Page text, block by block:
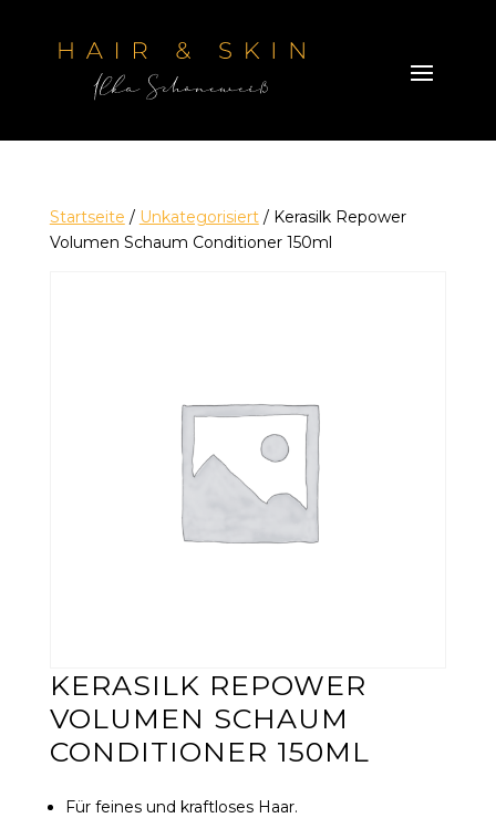
Startseite / Unkategorisiert/ Kerasilk Repower
Volumen Schaum Conditioner 150ml
KERASILK REPOWER
VOLUMEN SCHAUM
CONDITIONER 150ML
Für feines und kraftloses Haar.